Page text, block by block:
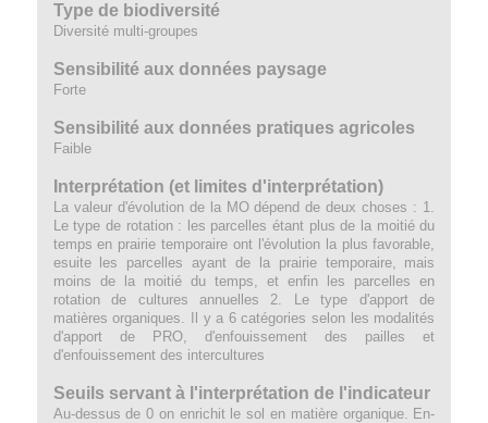
Type de biodiversité
Diversité multi-groupes
Sensibilité aux données paysage
Forte
Sensibilité aux données pratiques agricoles
Faible
Interprétation (et limites d'interprétation)
La valeur d'évolution de la MO dépend de deux choses : 1.
Le type de rotation : les parcelles étant plus de la moitié du
temps en prairie temporaire ont l'évolution la plus favorable,
esuite les parcelles ayant de la prairie temporaire, mais
moins de la moitié du temps, et enfin les parcelles en
rotation de cultures annuelles 2. Le type d'apport de
matières organiques. Il y a 6 catégories selon les modalités
d'apport de PRO, d'enfouissement des pailles et
d'enfouissement des intercultures
Seuils servant à l'interprétation de l'indicateur
Au-dessus de 0 on enrichit le sol en matière organique. En-